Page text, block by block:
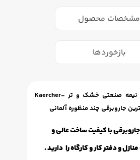
مشخصات محصول
بازخوردها
جاروی خانگی و نیمه صنعتی خشک و تر Kaercher-
جاروبرقی چند منظوره آلمانی
با کیفیت ساخت عالی و
و دفتر کار و کارگاه را دارید .